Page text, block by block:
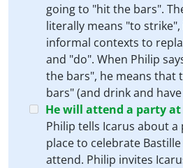
going to "hit the bars".
literally means "to
informal contexts to
and "do". When Philip
the bars", he means that
bars" (and drink and
He will attend a party
Philip tells Icarus about
place to celebrate
attend. Philip invites